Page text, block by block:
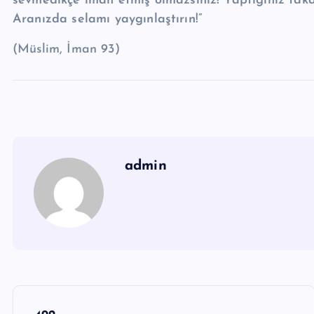
Aranızda selamı yaygınlaştırın!”
(Müslim, İman 93)
admin